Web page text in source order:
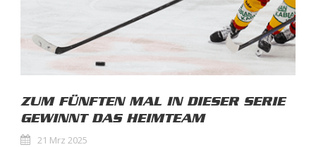
ZUM FÜNFTEN MAL IN DIESER SERIE
GEWINNT DAS HEIMTEAM
21 Mrz 2025